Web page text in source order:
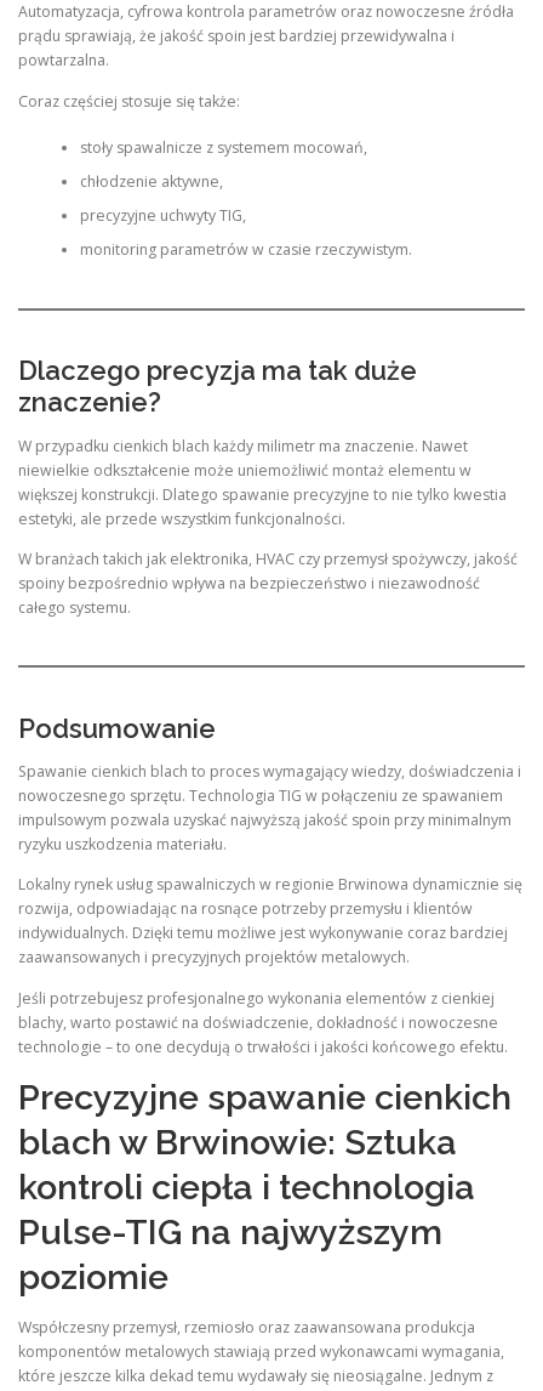
Automatyzacja, cyfrowa kontrola parametrów oraz nowoczesne źródła
prądu sprawiają, że jakość spoin jest bardziej przewidywalna i
powtarzalna.
Coraz częściej stosuje się także:
stoły spawalnicze z systemem mocowań,
chłodzenie aktywne,
precyzyjne uchwyty TIG,
monitoring parametrów w czasie rzeczywistym.
Dlaczego precyzja ma tak duże
znaczenie?
W przypadku cienkich blach każdy milimetr ma znaczenie. Nawet
niewielkie odkształcenie może uniemożliwić montaż elementu w
większej konstrukcji. Dlatego spawanie precyzyjne to nie tylko kwestia
estetyki, ale przede wszystkim funkcjonalności.
W branżach takich jak elektronika, HVAC czy przemysł spożywczy, jakość
spoiny bezpośrednio wpływa na bezpieczeństwo i niezawodność
całego systemu.
Podsumowanie
Spawanie cienkich blach to proces wymagający wiedzy, doświadczenia i
nowoczesnego sprzętu. Technologia TIG w połączeniu ze spawaniem
impulsowym pozwala uzyskać najwyższą jakość spoin przy minimalnym
ryzyku uszkodzenia materiału.
Lokalny rynek usług spawalniczych w regionie Brwinowa dynamicznie się
rozwija, odpowiadając na rosnące potrzeby przemysłu i klientów
indywidualnych. Dzięki temu możliwe jest wykonywanie coraz bardziej
zaawansowanych i precyzyjnych projektów metalowych.
Jeśli potrzebujesz profesjonalnego wykonania elementów z cienkiej
blachy, warto postawić na doświadczenie, dokładność i nowoczesne
technologie – to one decydują o trwałości i jakości końcowego efektu.
Precyzyjne spawanie cienkich
blach w Brwinowie: Sztuka
kontroli ciepła i technologia
Pulse-TIG na najwyższym
poziomie
Współczesny przemysł, rzemiosło oraz zaawansowana produkcja
komponentów metalowych stawiają przed wykonawcami wymagania,
które jeszcze kilka dekad temu wydawały się nieosiągalne. Jednym z